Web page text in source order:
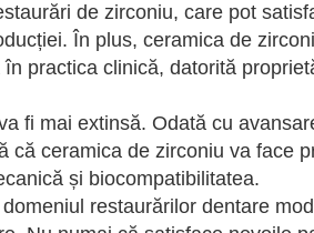
de zirconiu, care pot
În plus, ceramica de
practica clinică, datorită
fi mai extinsă. Odată cu
că ceramica de zirconiu va face
și biocompatibilitatea.
restaurărilor dentare